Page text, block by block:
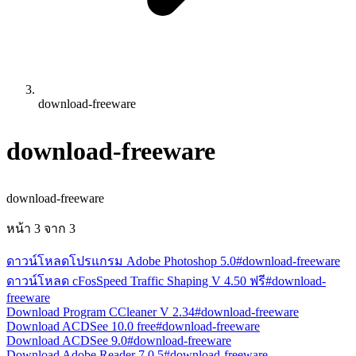
download-freeware
download-freeware
download-freeware
หน้า 3 จาก 3
ดาวน์โหลดโปรแกรม Adobe Photoshop 5.0#download-freeware
ดาวน์โหลด cFosSpeed Traffic Shaping V 4.50 ฟรี#download-
freeware
Download Program CCleaner V 2.34#download-freeware
Download ACDSee 10.0 free#download-freeware
Download ACDSee 9.0#download-freeware